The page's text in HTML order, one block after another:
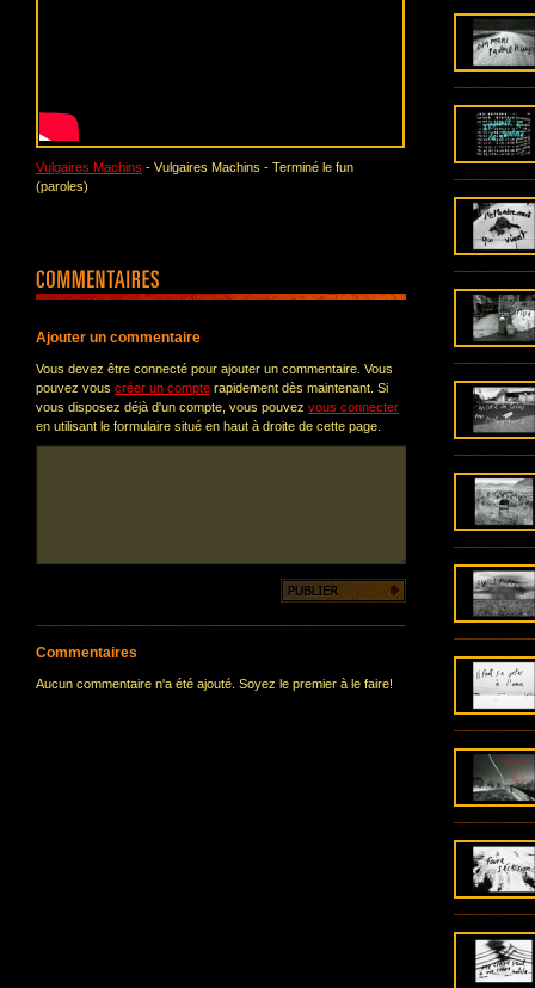
Vulgaires Machins - Vulgaires Machins - Terminé le fun
(paroles)
Ajouter un commentaire
Vous devez être connecté pour ajouter un commentaire. Vous
pouvez vous créer un compte rapidement dès maintenant. Si
vous disposez déjà d'un compte, vous pouvez vous connecter
en utilisant le formulaire situé en haut à droite de cette page.
Commentaires
Aucun commentaire n'a été ajouté. Soyez le premier à le faire!